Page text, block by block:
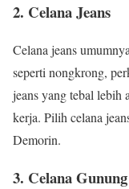
2. Celana Jeans
Celana jeans
seperti nongkrong,
jeans yang tebal lebih
kerja. Pilih celana
Demorin.
3. Celana Gunung